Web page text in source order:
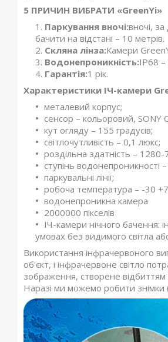
5 ПРИЧИН ВИБРАТИ «GreenYi»
Паркування вночі:вночі,
бачити на відстані – 10 метрів.
Скляна лінза:Камери
Водонепроникність:IP68 –
Гарантія:1 рік.
Характеристики ІЧ-камери
металевий корпус;
сенсор – кольоровий, SONY
кут огляду – 155 градусів;
світлочутливість – 0,1 люкс;
роздільна здатність – 1280-
ступінь водонепроникності
паркувальні лінії;
робоча температура – -30
водонепроникна камера
2000000 пікселів
ІЧ-камери нічного бачення:
умовах без видимого світла
Використання інфрачервоного
об'єкт, і інфрачервоне світло
зображення, створене відбиттям
Наразі ми можемо робити